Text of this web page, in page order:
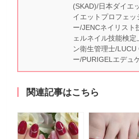
(SKAD)/日本ダイエ
イエットプロフェ
ー/JENCネイリスト
ェルネイル技能検
ン衛生管理士/
ー/PURIGELエデュ
関連記事はこちら